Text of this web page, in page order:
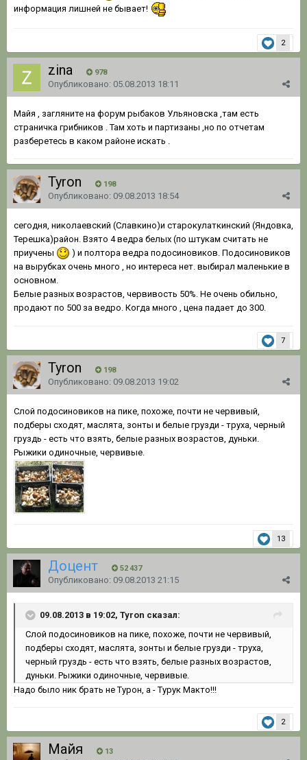
информация лишней не бывает!
2
zina 978
Опубликовано: 05.08.2013 18:11
Майя , загляните на форум рыбаков Ульяновска ,там есть
страничка грибников . Там хоть и партизаны ,но по отчетам
разберетесь в каком районе искать .
Tyron 198
Опубликовано: 09.08.2013 18:54
сегодня, николаевский (Славкино)и старокулаткинский (Яндовка,
Терешка)район. Взято 4 ведра белых (по штукам считать не
приучены
) и полтора ведра подосиновиков. Подосиновиков
на вырубках очень много , но интереса нет. выбирал маленькие в
основном.
Белые разных возрастов, червивость 50%. Не очень обильно,
продают по 500 за ведро. Когда много , цена падает до 300.
7
Tyron 198
Опубликовано: 09.08.2013 19:02
Слой подосиновиков на пике, похоже, почти не червивый,
подберы сходят, маслята, зонты и белые грузди - труха, черный
груздь - есть что взять, белые разных возрастов, дуньки.
Рыжики одиночные, червивые.
13
Доцент 52 437
Опубликовано: 09.08.2013 21:15
09.08.2013 в 19:02, Tyron сказал:
Слой подосиновиков на пике, похоже, почти не червивый,
подберы сходят, маслята, зонты и белые грузди - труха,
черный груздь - есть что взять, белые разных возрастов,
дуньки. Рыжики одиночные, червивые.
Надо было ник брать не Турон, а - Турук Макто!!!
2
Майя 13